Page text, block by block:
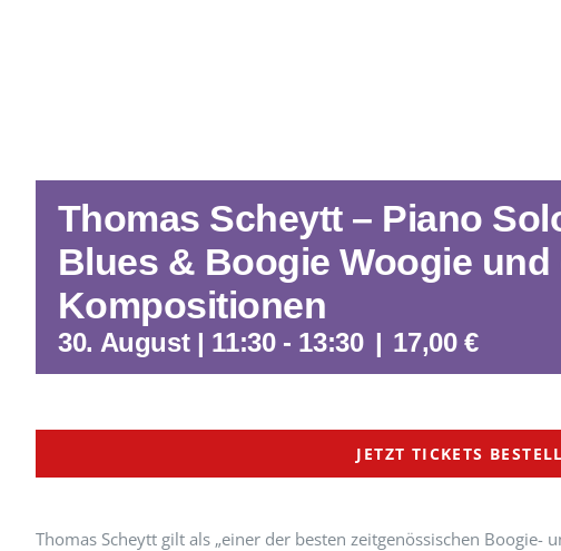
Thomas Scheytt – Piano
Blues & Boogie Woogie und
Kompositionen
30. August | 11:30- 13:30 | 17,00 €
JETZT TICKETS
Thomas Scheytt gilt als „einer der besten zeitgenössischen Boogie-